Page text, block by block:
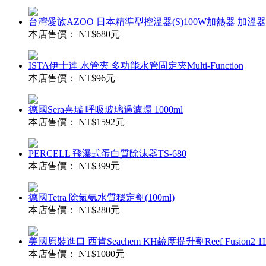
台灣愛族AZOO 日本精準型控溫器(S)100W加熱器 加溫
本店售價： NT$680元
ISTA伊士達 水管夾 多功能水管固定夾Multi-Function
本店售價： NT$96元
德國Sera喜瑞 呼吸玻璃過濾環 1000ml
本店售價： NT$1592元
PERCELL 飛瀑式蛋白質除沫器TS-680
本店售價： NT$399元
德國Tetra 除氯氨水質穩定劑(100ml)
本店售價： NT$280元
美國原裝進口 西肯Seachem KH鹼度提升劑Reef Fusion2
本店售價： NT$1080元